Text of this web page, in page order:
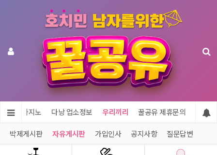
어 & 카지노 다낭 업소정보 우리끼리 꿀공유 제휴문의
박제게시판 자유게시판 가입인사 공지사항 질문답변